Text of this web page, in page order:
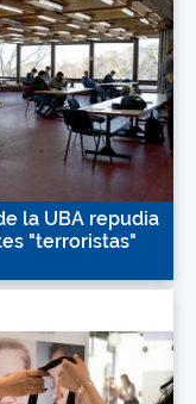
la UBA repudia
"terroristas"